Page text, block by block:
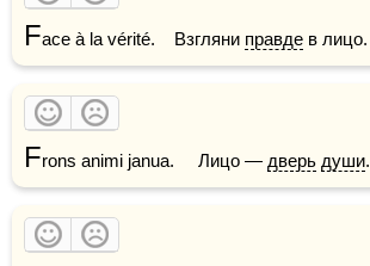
Face à la vérité.    Взгляни правде в лицо.
Frons animi janua.     Лицо — дверь души.